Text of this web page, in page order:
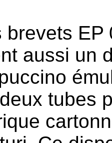
brevets EP
aussi un
tubes